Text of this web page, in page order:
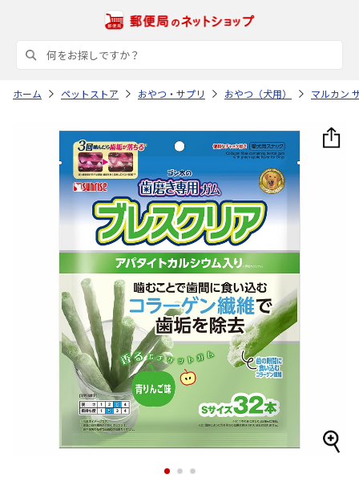
ホーム ペットストア おやつ・サプリ おやつ（犬用） マルカン
1 2 3